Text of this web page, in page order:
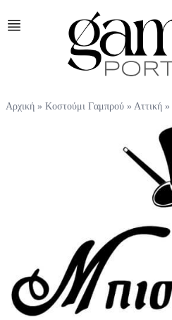
Αρχική » Κοστούμι Γαμπρού » Αττική »